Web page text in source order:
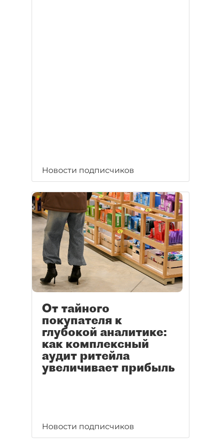
Новости подписчиков
От тайного
покупателя к
глубокой аналитике:
как комплексный
аудит ритейла
увеличивает прибыль
Новости подписчиков